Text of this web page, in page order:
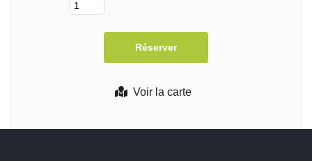
Voir la carte